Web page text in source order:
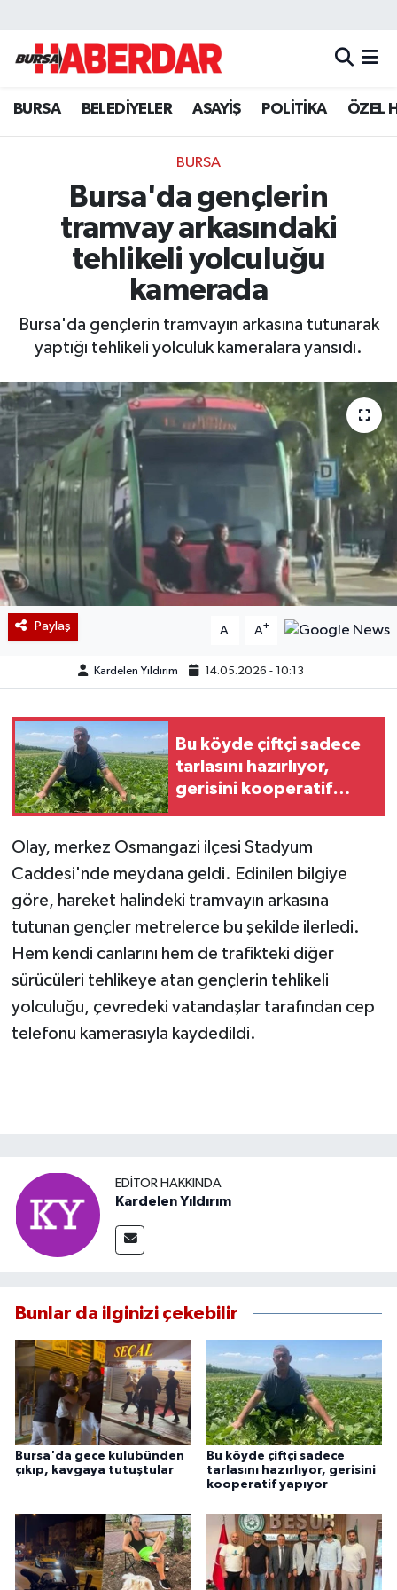
BURSA BELEDİYELER ASAYİŞ POLİTİKA ÖZEL
BURSA
Bursa'da gençlerin
tramvay arkasındaki
tehlikeli yolculuğu
kamerada
Bursa'da gençlerin tramvayın arkasına tutunarak
yaptığı tehlikeli yolculuk kameralara yansıdı.
Paylaş A- A+
Kardelen Yıldırım 14.05.2026 - 10:13
Bu köyde çiftçi sadece
tarlasını hazırlıyor,
gerisini kooperatif
Olay, merkez Osmangazi ilçesi Stadyum
Caddesi'nde meydana geldi. Edinilen bilgiye
göre, hareket halindeki tramvayın arkasına
tutunan gençler metrelerce bu şekilde ilerledi.
Hem kendi canlarını hem de trafikteki diğer
sürücüleri tehlikeye atan gençlerin tehlikeli
yolculuğu, çevredeki vatandaşlar tarafından cep
telefonu kamerasıyla kaydedildi.
EDITÖR HAKKINDA
Kardelen Yıldırım
Bunlar da ilginizi çekebilir
Bursa'da gece kulubünden
çıkıp, kavgaya tutuştular
Bu köyde çiftçi sadece
tarlasını hazırlıyor, gerisini
kooperatif yapıyor
Hava Durumu
Trafik Durumu
Süper Lig Puan Durumu ve Fikstür
Tüm Manşetler
Son Dakika Haberleri